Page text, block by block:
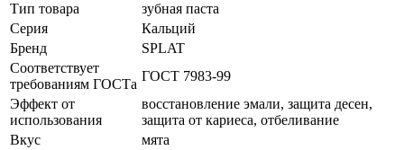
Тип товара
зубная паста
Серия
Кальций
Бренд
SPLAT
Соответствует
требованиям ГОСТа
ГОСТ 7983-99
Эффект от
использования
восстановление эмали, защита десен,
защита от кариеса, отбеливание
Вкус
мята